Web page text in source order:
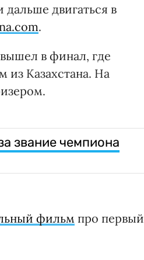
двигаться в
.
в финал, где
Казахстана. На
звание чемпиона
фильм про первый